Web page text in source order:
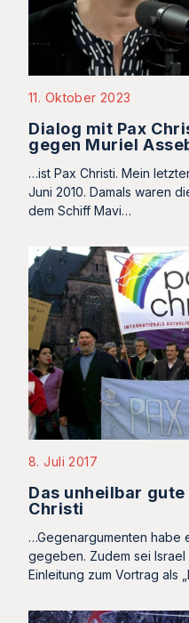
11. Oktober 2023
Dialog mit Pax
gegen Muriel
…ist Pax Christi. Mein
Juni 2010. Damals waren
dem Schiff Mavi…
8. Juli 2017
Das unheilbar gute
Christi
…Gegenargumenten habe
gegeben. Zudem sei
Einleitung zum Vortrag als